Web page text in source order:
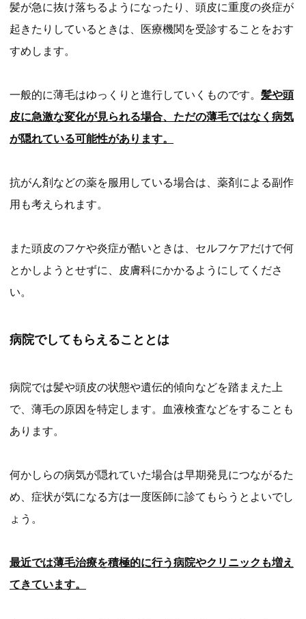
髪が急に抜け落ちるようになったり、頭皮に重度の炎症が
起きたりしているときは、医療機関を受診することをおす
すめします。
一般的に薄毛はゆっくりと進行していくものです。 髪や頭
皮に急激な変化が見られる場合、ただの薄毛ではなく病気
が隠れている可能性があります。
抗がん剤などの薬を服用している場合は、薬剤による副作
用も考えられます。
また頭皮のフケや炎症が酷いときは、セルフケアだけで何
とかしようとせずに、皮膚科にかかるようにしてくださ
い。
病院でしてもらえることとは
病院では髪や頭皮の状態や遺伝的傾向などを踏まえた上
で、薄毛の原因を特定します。血液検査などをすることも
あります。
何かしらの病気が隠れていた場合は早期発見につながるた
め、症状が気になる方は一度医師に診てもらうとよいでし
ょう。
最近では薄毛治療を積極的に行う病院やクリニックも増え
てきています。